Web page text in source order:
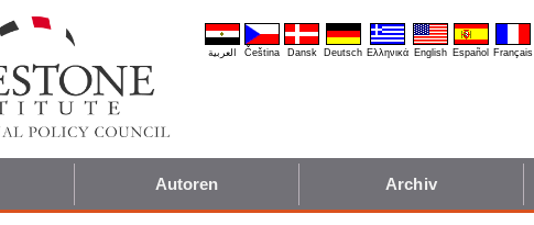
العربية Čeština Dansk Deutsch Ελληνικά English Español Français
Autoren Archiv